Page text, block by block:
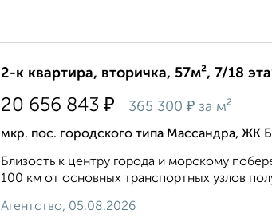
2-к квартира, вторичка, 57м², 7/18
20 656 843 ₽ 365 300 ₽ за м²
мкр. пос. городского типа Массандра, ЖК
Близость к центру города и морскому
100 км от основных транспортных узлов
Агентство, 05.08.2026